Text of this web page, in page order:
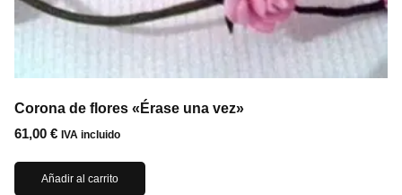
Corona de flores «Érase una vez»
61,00 € IVA incluido
Añadir al carrito